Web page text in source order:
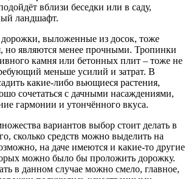
вблизи беседки или в саду,
ландшафт.
дорожки, выложенные из досок, тоже
но являются менее прочными. Тропинки
камня или бетонных плит – тоже не
меньше усилий и затрат. В
какие-либо вьющиеся растения,
сочетаться с дачными насаждениями,
гармонии и утончённого вкуса.
вариантов выбор стоит делать в
сколько средств можно выделить на
на даче имеются и какие-то другие
можно было бы проложить дорожку.
в данном случае можно смело, главное,